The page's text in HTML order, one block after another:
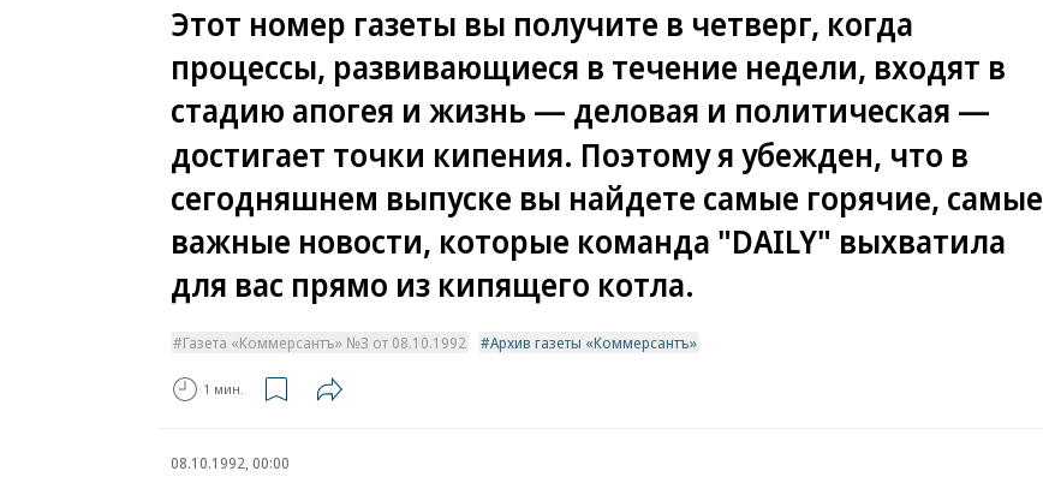
Этот номер газеты вы получите в четверг, когда
процессы, развивающиеся в течение недели, входят в
стадию апогея и жизнь — деловая и политическая —
достигает точки кипения. Поэтому я убежден, что в
сегодняшнем выпуске вы найдете самые горячие, самые
важные новости, которые команда "DAILY" выхватила
для вас прямо из кипящего котла.
Газета «Коммерсантъ» №3 от 08.10.1992 Архив газеты «Коммерсантъ»
1 мин.
08.10.1992, 00:00